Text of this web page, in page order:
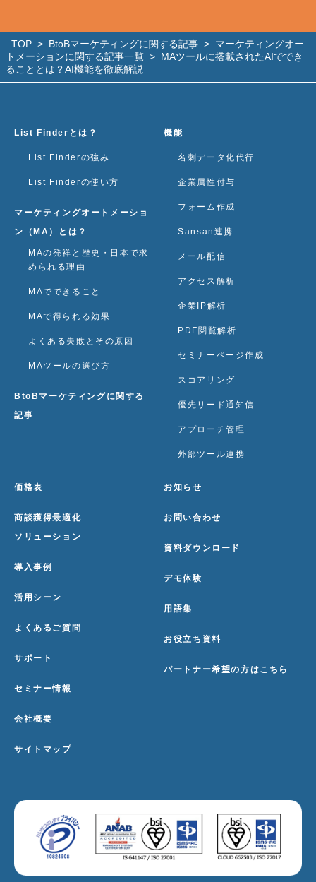
TOP > BtoBマーケティングに関する記事 > マーケティングオー
トメーションに関する記事一覧 > MAツールに搭載されたAIででき
ることとは？AI機能を徹底解説
List Finderとは？
List Finderの強み
List Finderの使い方
マーケティングオートメーショ
ン（MA）とは？
MAの発祥と歴史・日本で求
められる理由
MAでできること
MAで得られる効果
よくある失敗とその原因
MAツールの選び方
BtoBマーケティングに関する
記事
機能
名刺データ化代行
企業属性付与
フォーム作成
Sansan連携
メール配信
アクセス解析
企業IP解析
PDF閲覧解析
セミナーページ作成
スコアリング
優先リード通知信
アプローチ管理
外部ツール連携
価格表
商談獲得最適化
ソリューション
導入事例
活用シーン
よくあるご質問
サポート
セミナー情報
会社概要
サイトマップ
お知らせ
お問い合わせ
資料ダウンロード
デモ体験
用語集
お役立ち資料
パートナー希望の方はこちら